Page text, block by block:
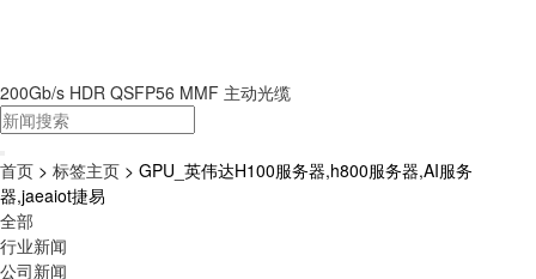
200Gb/s HDR QSFP56 MMF 主动光缆
首页 > 标签主页 > GPU_英伟达H100服务器,h800服务器,AI服务
器,jaeaiot捷易
全部
行业新闻
公司新闻